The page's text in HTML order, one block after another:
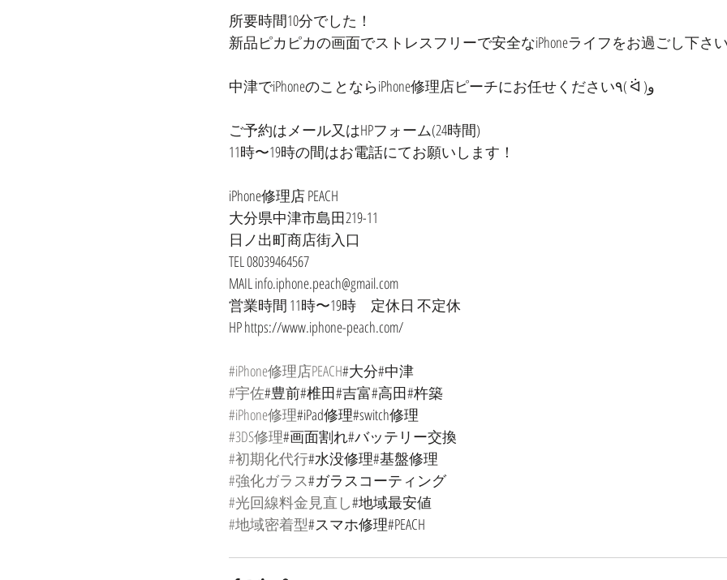
所要時間10分でした！
新品ピカピカの画面でストレスフリーで安全なiPhoneライフをお過ごし下さ
中津でiPhoneのことならiPhone修理店ピーチにお任せください٩( ᐛ )و
ご予約はメール又はHPフォーム(24時間)
11時〜19時の間はお電話にてお願いします！
iPhone修理店 PEACH
大分県中津市島田219-11
日ノ出町商店街入口
TEL 08039464567
MAIL info.iphone.peach@gmail.com
営業時間 11時〜19時　定休日 不定休
HP https://www.iphone-peach.com/
#iPhone修理店PEACH#大分#中津
#宇佐#豊前#椎田#吉富#高田#杵築
#iPhone修理#iPad修理#switch修理
#3DS修理#画面割れ#バッテリー交換
#初期化代行#水没修理#基盤修理
#強化ガラス#ガラスコーティング
#光回線料金見直し#地域最安値
#地域密着型#スマホ修理#PEACH